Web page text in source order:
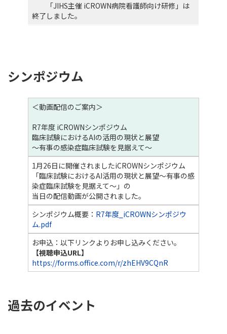
「JIHS主催 iCROWN病院看護師向け研修」は
終了しました。
シンポジウム
＜動画配信のご案内＞
R7年度 iCROWNシンポジウム
臨床試験におけるAIの活用の現状と展望
～有事の感染症臨床試験を見据えて～
1月26日に開催されましたiCROWNシンポジウム
「臨床試験におけるAI活用の現状と展望～有事の感
染症臨床試験を見据えて～」の
当日の配信動画が公開されました。
シンポジウム概要： ​​R7年度_iCROWNシンポジウ
ム.pdf​​​​​​
お申込：以下リンクよりお申し込みください。
【視聴申込URL】
https://forms.office.com/r/zhEHV9CQnR
過去のイベント